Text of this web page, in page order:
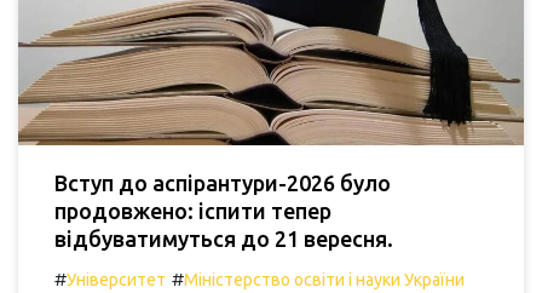
Вступ до аспірантури-2026 було
продовжено: іспити тепер
відбуватимуться до 21 вересня.
#Університет #Міністерство освіти і науки України